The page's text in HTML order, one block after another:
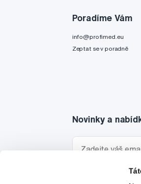
Poradíme Vám
info@profimed.eu
Zeptat se v poradně
Novinky a